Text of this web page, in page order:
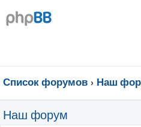
Список форумов Наш
Наш форум